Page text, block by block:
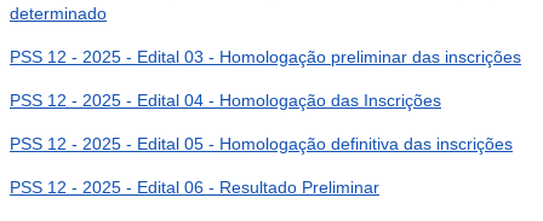
determinado
PSS 12 - 2025 - Edital 03 - Homologação preliminar das inscrições
PSS 12 - 2025 - Edital 04 - Homologação das Inscrições
PSS 12 - 2025 - Edital 05 - Homologação definitiva das inscrições
PSS 12 - 2025 - Edital 06 - Resultado Preliminar